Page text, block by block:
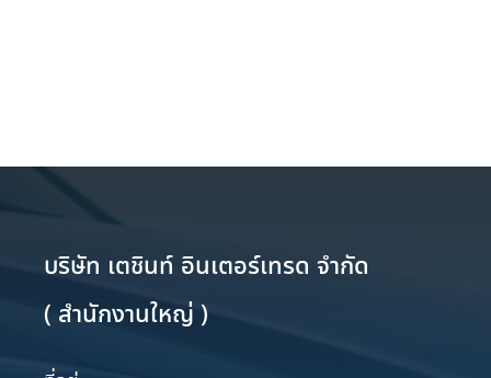
บริษัท เตชินท์ อินเตอร์เทรด จำกัด
( สำนักงานใหญ่ )